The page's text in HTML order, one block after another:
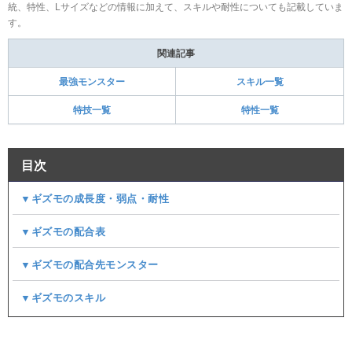
統、特性、Lサイズなどの情報に加えて、スキルや耐性についても記載していま
す。
関連記事
最強モンスター スキル一覧
特技一覧 特性一覧
目次
▼ギズモの成長度・弱点・耐性
▼ギズモの配合表
▼ギズモの配合先モンスター
▼ギズモのスキル